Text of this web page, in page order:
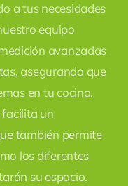
a tus necesidades
equipo
avanzadas
asegurando que
en tu cocina.
facilita un
también permite
los diferentes
su espacio.